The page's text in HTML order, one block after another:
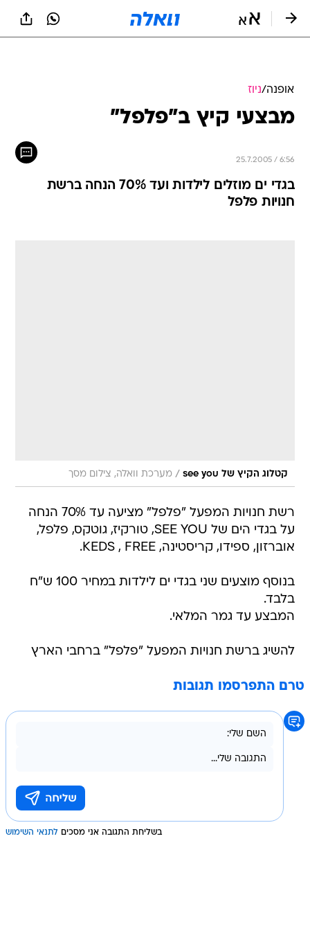
אופנה/ניוז
מבצעי קיץ ב"פלפל"
25.7.2005 / 6:56
בגדי ים מוזלים לילדות ועד 70% הנחה ברשת
חנויות פלפל
קטלוג הקיץ של see you / מערכת וואלה, צילום מסך
רשת חנויות המפעל "פלפל" מציעה עד 70% הנחה
על בגדי הים של SEE YOU, טורקיז, גוטקס, פלפל,
אוברזון, ספידו, קריסטינה, KEDS , FREE.
בנוסף מוצעים שני בגדי ים לילדות במחיר 100 ש"ח
בלבד.
המבצע עד גמר המלאי.
להשיג ברשת חנויות המפעל "פלפל" ברחבי הארץ
טרם התפרסמו תגובות
בשליחת התגובה אני מסכים לתנאי השימוש